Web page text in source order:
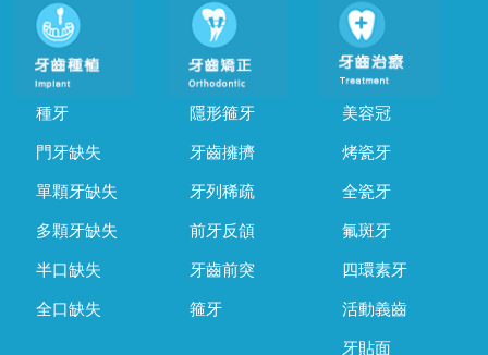
種牙
門牙缺失
單顆牙缺失
多顆牙缺失
半口缺失
全口缺失
隱形箍牙
牙齒擁擠
牙列稀疏
前牙反頜
牙齒前突
箍牙
美容冠
烤瓷牙
全瓷牙
氟斑牙
四環素牙
活動義齒
牙貼面